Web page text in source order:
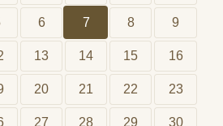
6 7 8 9
13 14 15 16
20 21 22 23
27 28 29 30